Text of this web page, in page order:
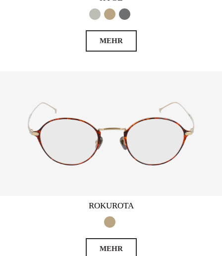
MEHR
ROKUROTA
MEHR